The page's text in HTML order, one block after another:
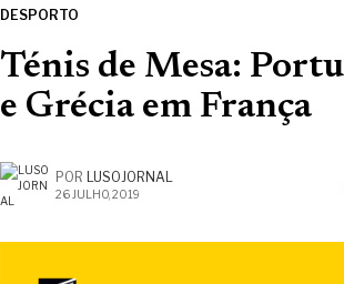
DESPORTO
Ténis de Mesa:
e Grécia em França
POR LUSOJORNAL
26 JULHO, 2019